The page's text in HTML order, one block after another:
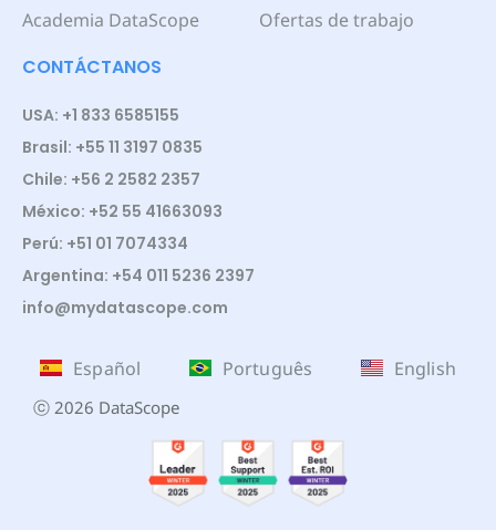
Academia DataScope
Ofertas de trabajo
CONTÁCTANOS
USA: +1 833 6585155
Brasil: +55 11 3197 0835
Chile: +56 2 2582 2357
México: +52 55 41663093
Perú: +51 01 7074334
Argentina: +54 011 5236 2397
info@mydatascope.com
Español Português English
ⓒ 2026 DataScope